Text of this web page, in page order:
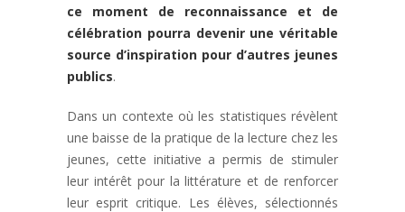
ce moment de reconnaissance et de
célébration pourra devenir une véritable
source d’inspiration pour d’autres jeunes
publics.
Dans un contexte où les statistiques révèlent
une baisse de la pratique de la lecture chez les
jeunes, cette initiative a permis de stimuler
leur intérêt pour la littérature et de renforcer
leur esprit critique. Les élèves, sélectionnés